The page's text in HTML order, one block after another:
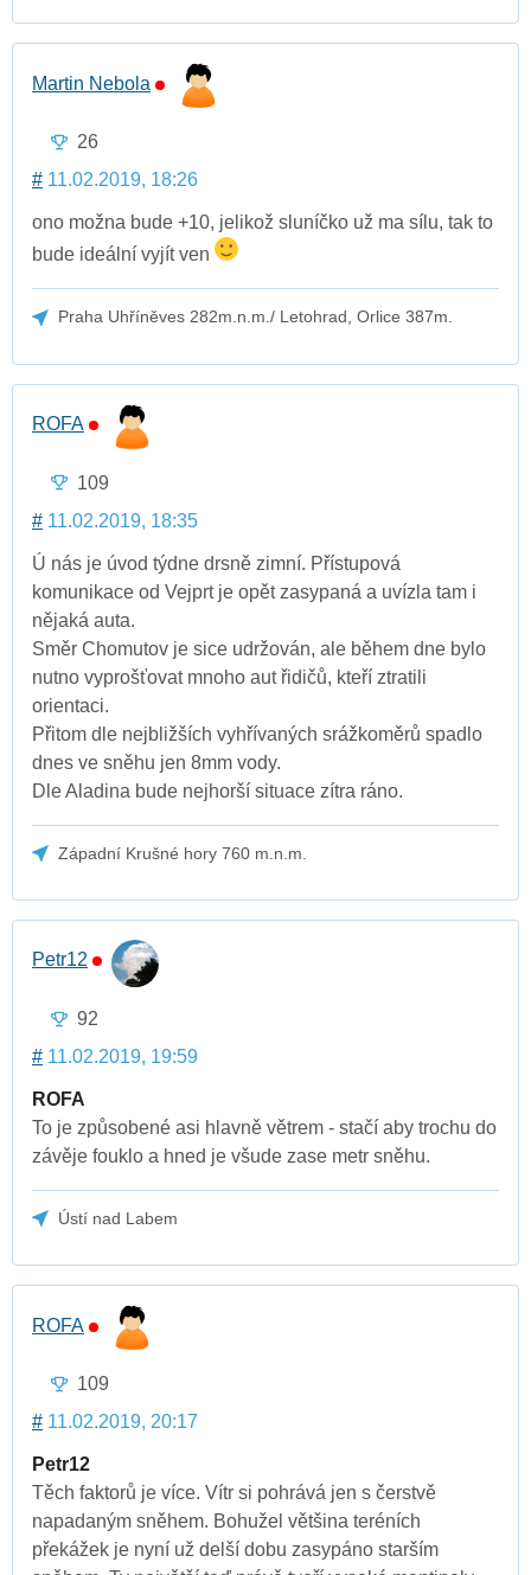
Martin Nebola
26
# 11.02.2019, 18:26
ono možna bude +10, jelikož sluníčko už ma sílu, tak to
bude ideální vyjít ven
Praha Uhříněves 282m.n.m./ Letohrad, Orlice 387m.
ROFA
109
# 11.02.2019, 18:35
Ú nás je úvod týdne drsně zimní. Přístupová
komunikace od Vejprt je opět zasypaná a uvízla tam i
nějaká auta.
Směr Chomutov je sice udržován, ale během dne bylo
nutno vyprošťovat mnoho aut řidičů, kteří ztratili
orientaci.
Přitom dle nejbližších vyhřívaných srážkoměrů spadlo
dnes ve sněhu jen 8mm vody.
Dle Aladina bude nejhorší situace zítra ráno.
Západní Krušné hory 760 m.n.m.
Petr12
92
# 11.02.2019, 19:59
ROFA
To je způsobené asi hlavně větrem - stačí aby trochu do
závěje fouklo a hned je všude zase metr sněhu.
Ústí nad Labem
ROFA
109
# 11.02.2019, 20:17
Petr12
Těch faktorů je více. Vítr si pohrává jen s čerstvě
napadaným sněhem. Bohužel většina teréních
překážek je nyní už delší dobu zasypáno starším